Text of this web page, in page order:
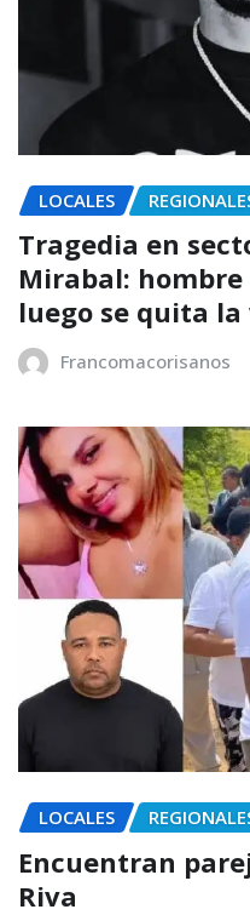
LOCALES
Tragedia en
Mirabal:
luego se quita la
Francomacorisanos
LOCALES
Encuentran
Riva